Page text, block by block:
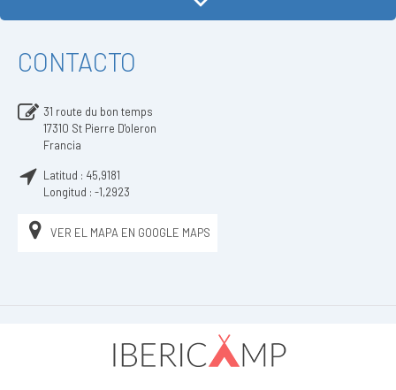
CONTACTO
31 route du bon temps
17310 St Pierre D'oleron
Francia
Latitud : 45,9181
Longitud : -1,2923
VER EL MAPA EN GOOGLE MAPS